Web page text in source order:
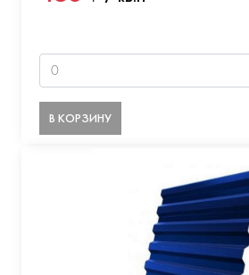
В КОРЗИНУ